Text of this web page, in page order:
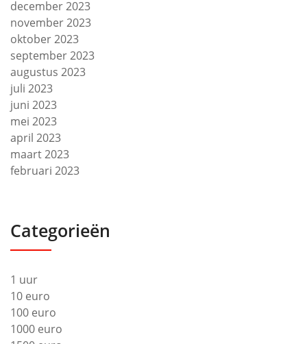
december 2023
november 2023
oktober 2023
september 2023
augustus 2023
juli 2023
juni 2023
mei 2023
april 2023
maart 2023
februari 2023
Categorieën
1 uur
10 euro
100 euro
1000 euro